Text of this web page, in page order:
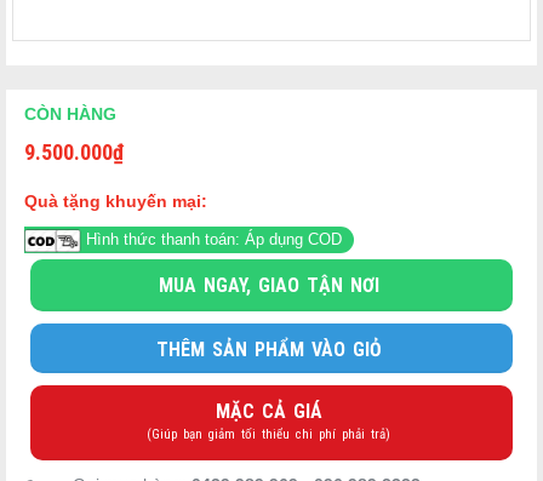
từ NW-JX18, bổ sung thêm lớp kháng khuẩn Ag+ (ion bạc) trên
model trước đã được người dùng đánh giá rất cao.
Áp Suất IH 1.3 Khí Áp – Khoa Học Đằng Sau Hạt
Cơm Ngon Hơn
Đây là trung tâm của toàn bộ triết lý thiết kế NW-JY18-BA:
cơm ngon nhất là nấu ở nhiệt độ cao hơn 100°C, duy trì
liên tục trong suốt quá trình sôi và ổn nhiệt
Với nồi cơm thông thường, dù là IH hay không, nước luôn sôi ở
100°C – nhiệt độ tối đa trong điều kiện áp suất khí quyển bình
thường. Không thể vượt qua rào cản đó.
Nồi áp suất IH phá vỡ giới hạn này. Bằng cách duy trì áp suất
1.3 khí áp liên tục trong suốt quá trình nấu, ZOJIRUSHI tạo ra
nhiệt độ trên 100°C bên trong nồi, kích hoạt đối lưu mạnh mẽ –
1.3 khí áp (炊き上げ圧力 – chế độ gạo trắng thường)
Nồi trong
Bảo hành
Điện áp AC 100V – 50/60Hz (Nhật Bản)
Công suất
1.370W
Điện năng
nấu
192Wh (tham khảo)
21.3Wh/h (tham khảo)
CÒN HÀNG
9.500.000₫
Quà tặng khuyến mại:
Hình thức thanh toán: Áp dụng COD
MUA NGAY, GIAO TẬN NƠI
THÊM SẢN PHẨM VÀO GIỎ
MẶC CẢ GIÁ
(Giúp bạn giảm tối thiểu chi phí phải trả)